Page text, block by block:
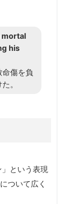
mortal
his
傷を負
。
という表現
ついて広く